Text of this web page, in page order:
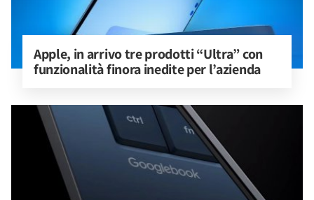
Apple, in arrivo tre prodotti “Ultra” con
funzionalità finora inedite per l’azienda